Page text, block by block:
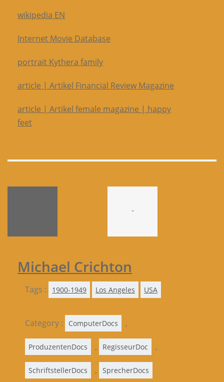
wikipedia EN
Internet Movie Database
portrait Kythera family
article | Artikel Financial Review Magazine
article | Artikel female magazine | happy
feet
-
Michael Crichton
Tags : 1900-1949 Los Angeles USA
Category : ComputerDocs ,
ProduzentenDocs , RegisseurDoc ,
SchriftstellerDocs , SprecherDocs